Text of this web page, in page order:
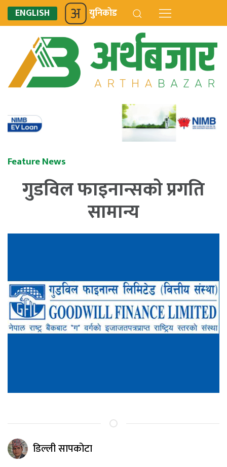
ENGLISH युनिकोड
Feature News
गुडविल फाइनान्सकाे प्रगति
सामान्य
डिल्ली सापकोटा